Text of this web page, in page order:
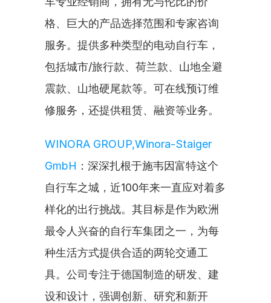
格、巨大的产品选择范围和专家咨询
服务。提供多种类型的电动自行车，
包括城市/旅行款、荷兰款、山地全避
震款、山地硬尾款等。可在线预订维
修服务，还提供租赁、融资等业务。
WINORA GROUP,Winora-Staiger
GmbH ：深深扎根于施韦因富特这个
自行车之城，近100年来一直应对着多
样化的出行挑战。其目标是作为欧洲
最令人兴奋的自行车集团之一，为每
种生活方式提供合适的两轮交通工
具。公司专注于德国制造的研发、建
设和设计，强调创新、研究和新开